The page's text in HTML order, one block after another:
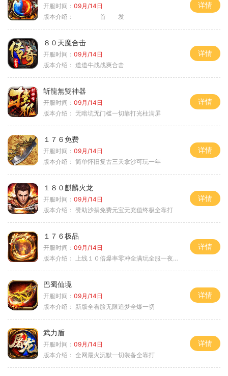
开服时间： 09月/14日
版本介绍：
首 发
详情
８０天魔合击
开服时间： 09月/14日
版本介绍： 道道牛战战爽合击
详情
斩龍無雙神器
开服时间： 09月/14日
版本介绍： 无暗坑无门槛一切靠打光柱满屏
详情
１７６免费
开服时间： 09月/14日
版本介绍： 简单怀旧复古三天拿沙可玩一年
详情
１８０麒麟火龙
开服时间： 09月/14日
版本介绍： 赞助沙捐免费元宝无充值终极全靠打
详情
１７６极品
开服时间： 09月/14日
版本介绍：
上线１０倍爆率零冲全满玩全服一夜终极
详情
巴蜀仙境
开服时间： 09月/14日
版本介绍： 新版全看脸无限追梦全爆一切
详情
武力盾
开服时间： 09月/14日
版本介绍： 全网最火沉默一切装备全靠打
详情